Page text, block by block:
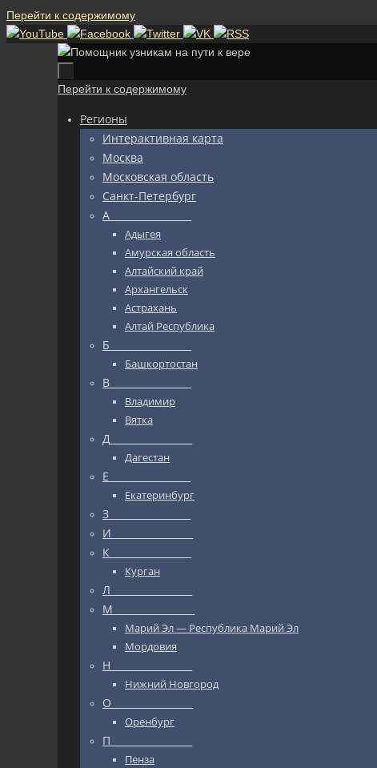
Перейти к содержимому
Перейти к содержимому
Регионы
Интерактивная карта
Москва
Московская область
Санкт-Петербург
А_________________
Адыгея
Амурская область
Алтайский край
Архангельск
Астрахань
Алтай Республика
Б_________________
Башкортостан
В_________________
Владимир
Вятка
Д_________________
Дагестан
Е_________________
Екатеринбург
З_________________
И_________________
К_________________
Курган
Л_________________
М_________________
Марий Эл — Республика Марий Эл
Мордовия
Н_________________
Нижний Новгород
О_________________
Оренбург
П_________________
Пенза